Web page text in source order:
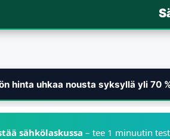
hinta uhkaa nousta syksyllä yli 70
sähkölaskussa – tee 1 minuutin